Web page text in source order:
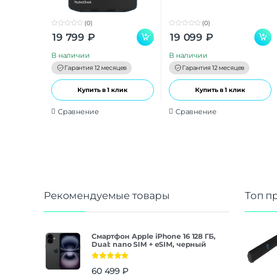
o
(0)
19 799 ₽
В наличии
Гарантия 12 месяцев
Купить в 1 клик
Сравнение
o
(0)
19 099 ₽
В наличии
Гарантия 12 месяцев
Купить в 1 клик
Сравнение
Рекомендуемые товары
Смартфон Apple iPhone 16 128 ГБ,
Dual: nano SIM + eSIM, черный
из 5
60 499 ₽
Топ